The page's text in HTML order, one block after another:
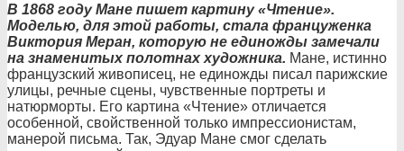
В 1868 году Мане пишет картину «Чтение».
Моделью, для этой работы, стала француженка
Виктория Меран, которую не единожды замечали
на знаменитых полотнах художника. Мане, истинно
французский живописец, не единожды писал парижские
улицы, речные сцены, чувственные портреты и
натюрморты. Его картина «Чтение» отличается
особенной, свойственной только импрессионистам,
манерой письма. Так, Эдуар Мане смог сделать